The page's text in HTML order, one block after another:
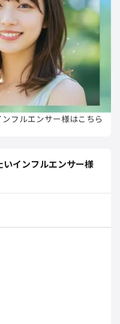
フルエンサー様はこちら
インフルエンサー様